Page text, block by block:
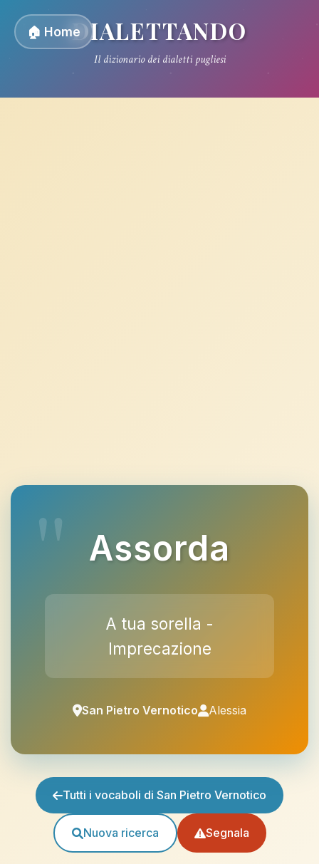
🏠 HomeDIALETTANDO
Il dizionario dei dialetti pugliesi
Assorda
A tua sorella -
Imprecazione
San Pietro Vernotico Alessia
Tutti i vocaboli di San Pietro Vernotico
Nuova ricerca Segnala